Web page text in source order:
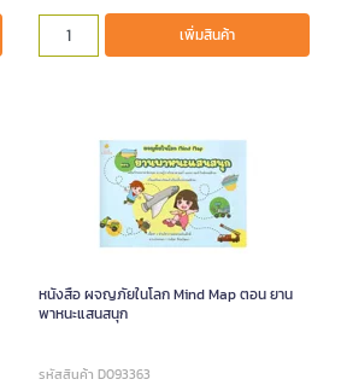
เพิ่มสินค้า
หนังสือ ผจญภัยในโลก Mind Map ตอน ยาน
พาหนะแสนสนุก
รหัสสินค้า D093363